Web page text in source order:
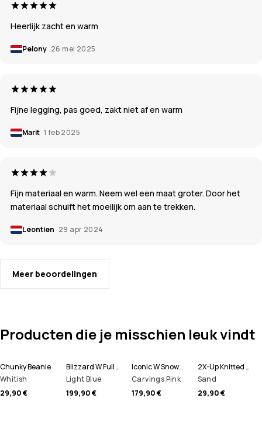
Heerlijk zacht en warm
Pelony 26 mei 2025
Fijne legging, pas goed, zakt niet af en warm
Marit 1 feb 2025
Fijn materiaal en warm. Neem wel een maat groter. Door het
materiaal schuift het moeilijk om aan te trekken.
Leontien 29 apr 2024
Meer beoordelingen
Producten die je misschien leuk vindt
Chunky Beanie
Whitish
29,90 €
Blizzard W Full Zip Snowboard jas Dames
Light Blue
199,90 €
Iconic W Snowboard Broek Dames
Carvings Pink
179,90 €
2X-Up Knitted Skimasker
Sand
29,90 €